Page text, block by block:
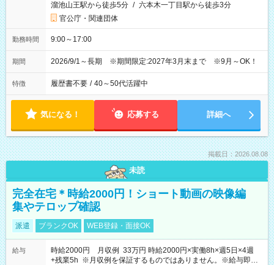
溜池山王駅から徒歩5分 / 六本木一丁目駅から徒歩3分
官公庁・関連団体
勤務時間 9:00～17:00
期間 2026/9/1～長期 ※期間限定:2027年3月末まで ※9月～OK！
特徴 履歴書不要 / 40～50代活躍中
気になる！ 応募する 詳細へ
掲載日：2026.08.08
未読
完全在宅＊時給2000円！ショート動画の映像編
集やテロップ確認
派遣 ブランクOK WEB登録・面接OK
給与
時給2000円 月収例 33万円 時給2000円×実働8h×週5日×4週
+残業5h ※月収例を保証するものではありません。※給与即受